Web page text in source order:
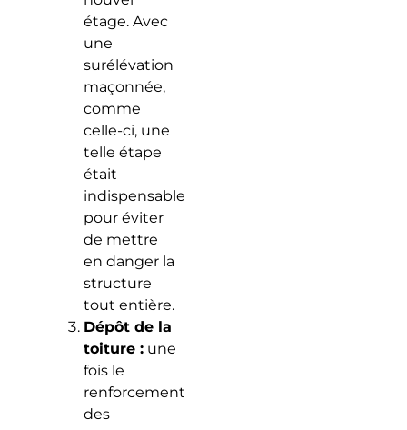
étage. Avec
une
surélévation
maçonnée,
comme
celle-ci, une
telle étape
était
indispensable
pour éviter
de mettre
en danger la
structure
tout entière.
Dépôt de la
toiture :une
fois le
renforcement
des